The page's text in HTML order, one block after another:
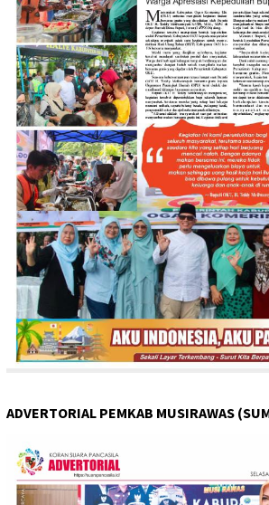
ADVERTORIAL PEMKAB MUSIRAWAS